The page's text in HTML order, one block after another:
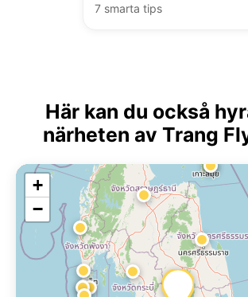
7 smarta tips
Här kan du också
närheten av Trang
+
−